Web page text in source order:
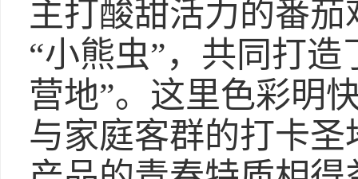
主打酸甜活力的番
“小熊虫”，共同打
营地”。这里色彩明
与家庭客群的打卡